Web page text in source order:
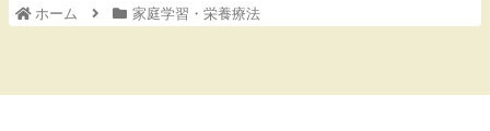
ホーム 家庭学習・栄養療法